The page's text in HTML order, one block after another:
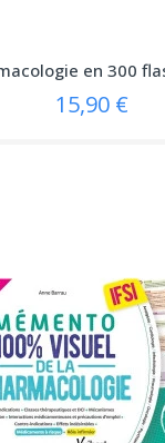
en 300
15,90 €